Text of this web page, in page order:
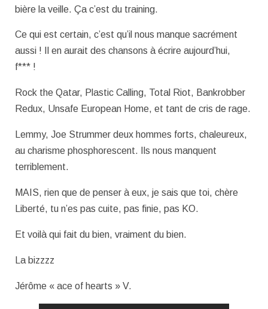
bière la veille. Ça c’est du training.
Ce qui est certain, c’est qu’il nous manque sacrément
aussi ! Il en aurait des chansons à écrire aujourd’hui,
f*** !
Rock the Qatar, Plastic Calling, Total Riot, Bankrobber
Redux, Unsafe European Home, et tant de cris de rage.
Lemmy, Joe Strummer deux hommes forts, chaleureux,
au charisme phosphorescent. Ils nous manquent
terriblement.
MAIS, rien que de penser à eux, je sais que toi, chère
Liberté, tu n’es pas cuite, pas finie, pas KO.
Et voilà qui fait du bien, vraiment du bien.
La bizzzz
Jérôme « ace of hearts » V.